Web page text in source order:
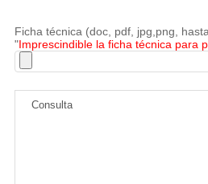
Ficha técnica (doc, pdf, jpg,png,
"Imprescindible la ficha técnica para